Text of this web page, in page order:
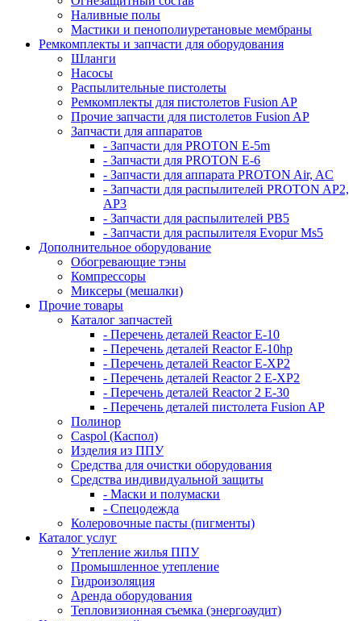
Наливные полы
Мастики и пенополиуретановые мембраны
Ремкомплекты и запчасти для оборудования
Шланги
Насосы
Распылительные пистолеты
Ремкомплекты для пистолетов Fusion AP
Прочие запчасти для пистолетов Fusion AP
Запчасти для аппаратов
- Запчасти для PROTON E-5m
- Запчасти для PROTON E-6
- Запчасти для аппарата PROTON Air, AC
- Запчасти для распылителей PROTON AP2,
AP3
- Запчасти для распылителей РВ5
- Запчасти для распылителя Evopur Ms5
Дополнительное оборудование
Обогревающие тэны
Компрессоры
Миксеры (мешалки)
Прочие товары
Каталог запчастей
- Перечень деталей Reactor E-10
- Перечень деталей Reactor E-10hp
- Перечень деталей Reactor E-XP2
- Перечень деталей Reactor 2 E-XP2
- Перечень деталей Reactor 2 E-30
- Перечень деталей пистолета Fusion AP
Полинор
Caspol (Каспол)
Изделия из ППУ
Средства для очистки оборудования
Средства индивидуальной защиты
- Маски и полумаски
- Спецодежда
Колеровочные пасты (пигменты)
Каталог услуг
Утепление жилья ППУ
Промышленное утепление
Гидроизоляция
Аренда оборудования
Тепловизионная съемка (энергоаудит)